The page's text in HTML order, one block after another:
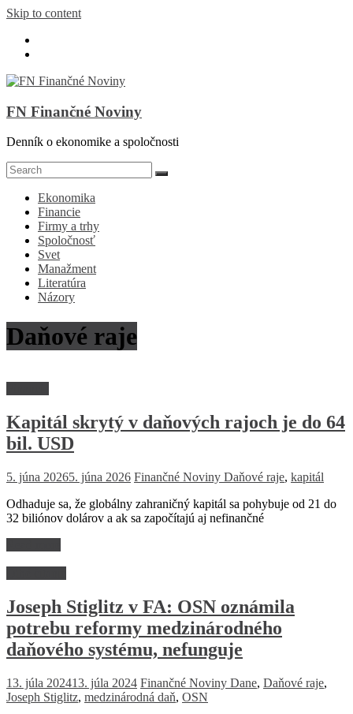
Skip to content
FN Finančné Noviny
Denník o ekonomike a spoločnosti
Ekonomika
Financie
Firmy a trhy
Spoločnosť
Svet
Manažment
Literatúra
Názory
Daňové raje
Kapitál skrytý v daňových rajoch je do 64
bil. USD
5. júna 20265. júna 2026 Finančné Noviny Daňové raje, kapitál
Odhaduje sa, že globálny zahraničný kapitál sa pohybuje od 21 do
32 biliónov dolárov a ak sa započítajú aj nefinančné
Joseph Stiglitz v FA: OSN oznámila
potrebu reformy medzinárodného
daňového systému, nefunguje
13. júla 202413. júla 2024 Finančné Noviny Dane, Daňové raje,
Joseph Stiglitz, medzinárodná daň, OSN